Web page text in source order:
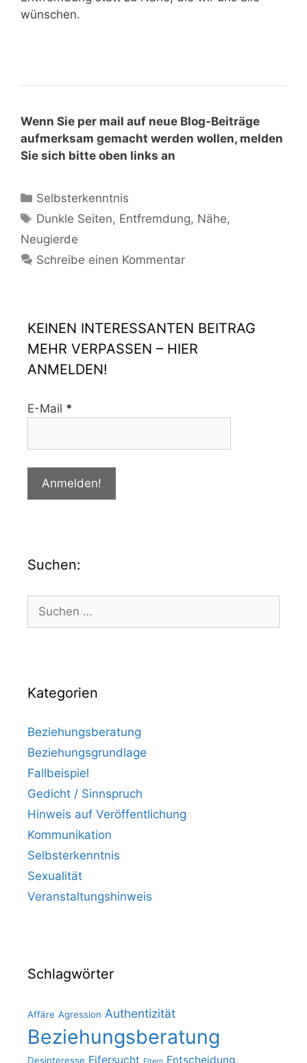
wünschen.
Wenn Sie per mail auf neue Blog-Beiträge
aufmerksam gemacht werden wollen, melden
Sie sich bitte oben links an
Selbsterkenntnis
Dunkle Seiten, Entfremdung, Nähe,
Neugierde
Schreibe einen Kommentar
KEINEN INTERESSANTEN BEITRAG
MEHR VERPASSEN – HIER
ANMELDEN!
E-Mail *
Suchen:
Kategorien
Beziehungsberatung
Beziehungsgrundlage
Fallbeispiel
Gedicht / Sinnspruch
Hinweis auf Veröffentlichung
Kommunikation
Selbsterkenntnis
Sexualität
Veranstaltungshinweis
Schlagwörter
Affäre Agression Authentizität
Beziehungsberatung
Desinteresse Eifersucht Eltern Entscheidung